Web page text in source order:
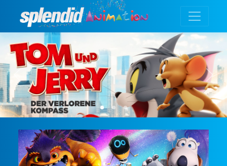
Previous Next